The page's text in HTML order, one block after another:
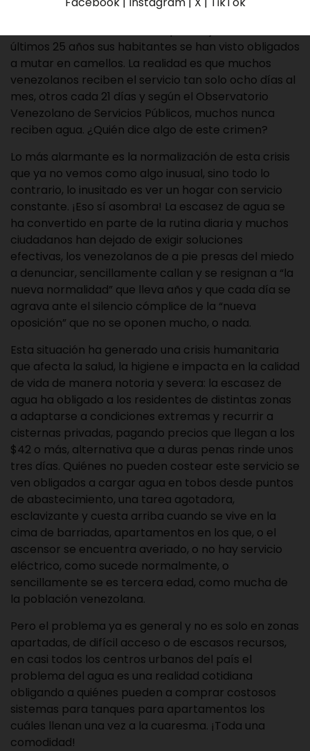
coloca entre las diez naciones con mayores
últimos 25 años sus habitantes se han visto obligados
a mutar en camellos. La realidad es que muchos
venezolanos reciben el servicio tan solo ocho días al
mes, otros cada 21 días y según el Observatorio
Venezolano de Servicios Públicos, muchos nunca
reciben agua. ¿Quién dice algo de este crimen?
Lo más alarmante es la normalización de esta crisis
que ya no vemos como algo inusual, sino todo lo
contrario, lo inusitado es ver un hogar con servicio
constante. ¡Eso sí asombra! La escasez de agua se
ha convertido en parte de la rutina diaria y muchos
ciudadanos han dejado de exigir soluciones
efectivas, los venezolanos de a pie presas del miedo
a denunciar, sencillamente callan y se resignan a “la
nueva normalidad” que lleva años y que cada día se
agrava ante el silencio cómplice de la “nueva
oposición” que no se oponen mucho, o nada.
Esta situación ha generado una crisis humanitaria
que afecta la salud, la higiene e impacta en la calidad
de vida de manera notoria y severa: la escasez de
agua ha obligado a los residentes de distintas zonas
a adaptarse a condiciones extremas y recurrir a
cisternas privadas, pagando precios que llegan a los
$42 o más, alternativa que a duras penas rinde unos
tres días. Quiénes no pueden costear este servicio se
ven obligados a cargar agua en tobos desde puntos
de abastecimiento, una tarea agotadora,
esclavizante y cuesta arriba cuando se vive en la
cima de barriadas, apartamentos en los que, o el
ascensor se encuentra averiado, o no hay servicio
eléctrico, como sucede normalmente, o
sencillamente se es tercera edad, como mucha de
la población venezolana.
Pero el problema ya es general y no es solo en zonas
apartadas, de difícil acceso o de escasos recursos,
en casi todos los centros urbanos del país el
problema del agua es una realidad cotidiana
obligando a quiénes pueden a comprar costosos
sistemas para tanques para apartamentos los
cuáles llenan una vez a la cuaresma. ¡Toda una
comodidad!